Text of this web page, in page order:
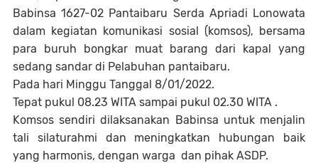
Babinsa 1627-02 Pantaibaru Serda Apriadi Lonowata
dalam kegiatan komunikasi sosial (komsos), bersama
para buruh bongkar muat barang dari kapal yang
sedang sandar di Pelabuhan pantaibaru.
Pada hari Minggu Tanggal 8/01/2022.
Tepat pukul 08.23 WITA sampai pukul 02.30 WITA .
Komsos sendiri dilaksanakan Babinsa untuk menjalin
tali silaturahmi dan meningkatkan hubungan baik
yang harmonis, dengan warga dan pihak ASDP.